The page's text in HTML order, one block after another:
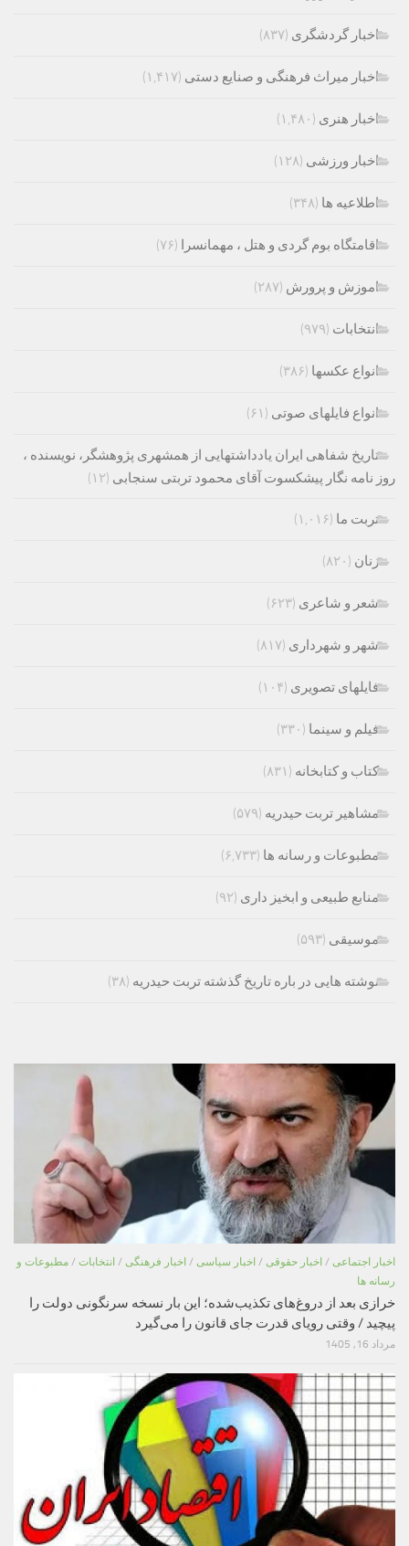
اخبار گردشگری (۸۳۷)
اخبار میراث فرهنگی و صنایع دستی (۱,۴۱۷)
اخبار هنری (۱,۴۸۰)
اخبار ورزشی (۱۲۸)
اطلاعیه ها (۳۴۸)
اقامتگاه بوم گردی و هتل ، مهمانسرا (۷۶)
اموزش و پرورش (۲۸۷)
انتخابات (۹۷۹)
انواع عکسها (۳۸۶)
انواع فایلهای صوتی (۶۱)
تاریخ شفاهی ایران یادداشتهایی از همشهری پژوهشگر، نویسنده ،
روز نامه نگار پیشکسوت آقای محمود تربتی سنجابی (۱۲)
تربت ما (۱,۰۱۶)
زنان (۸۲۰)
شعر و شاعری (۶۲۳)
شهر و شهرداری (۸۱۷)
فایلهای تصویری (۱۰۴)
فیلم و سینما (۳۳۰)
کتاب و کتابخانه (۸۳۱)
مشاهیر تربت حیدریه (۵۷۹)
مطبوعات و رسانه ها (۶,۷۳۳)
منابع طبیعی و ابخیز داری (۹۲)
موسیقی (۵۹۳)
نوشته هایی در باره تاریخ گذشته تربت حیدریه (۳۸)
اخبار اجتماعی / اخبار حقوقی / اخبار سیاسی / اخبار فرهنگی / انتخابات / مطبوعات و
رسانه ها
خرازی بعد از دروغ‌های تکذیب‌شده؛ این بار نسخه سرنگونی دولت را
پیچید / وقتی رویای قدرت جای قانون را می‌گیرد
مرداد 16, 1405